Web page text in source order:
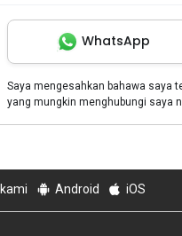
WhatsApp
Saya mengesahkan bahawa saya
yang mungkin menghubungi saya
Android iOS